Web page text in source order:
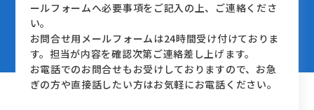
ールフォームへ必要事項をご記入の上、ご連絡くださ
い。
お問合せ用メールフォームは24時間受け付けておりま
す。担当が内容を確認次第ご連絡差し上げます。
お電話でのお問合せもお受けしておりますので、お急
ぎの方や直接話したい方はお気軽にお電話ください。